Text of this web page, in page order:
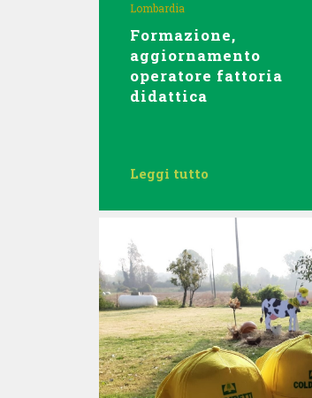
Lombardia
Formazione,
aggiornamento
operatore fattoria
didattica
Leggi tutto